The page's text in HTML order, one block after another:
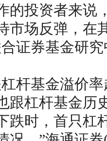
的投资者来说
市场反弹，在
证券基金研
基金溢价率
跟杠杆基金历
跌时，首只杠